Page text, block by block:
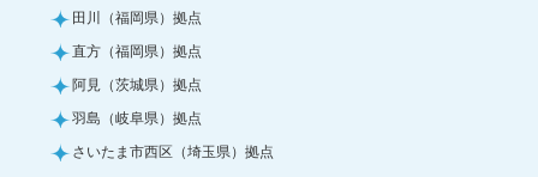
田川（福岡県）拠点
直方（福岡県）拠点
阿見（茨城県）拠点
羽島（岐阜県）拠点
さいたま市西区（埼玉県）拠点